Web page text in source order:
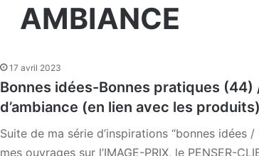
AMBIANCE
17 avril 2023
Bonnes idées-Bonnes pratiques
d’ambiance (en lien avec les produits)
Suite de ma série d’inspirations “bonnes
mes ouvrages sur l’IMAGE-PRIX, le PENSER-